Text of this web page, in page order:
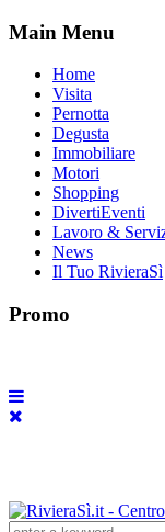
Main Menu
Home
Visita
Pernotta
Degusta
Immobiliare
Motori
Shopping
DivertiEventi
Lavoro &
News
Il Tuo RivieraSì
Promo